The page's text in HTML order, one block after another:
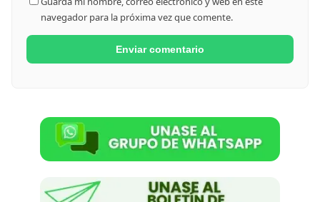
navegador para la próxima vez que comente.